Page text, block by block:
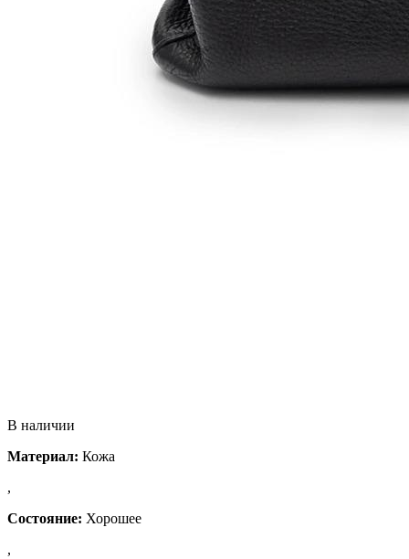
В наличии
Материал: Кожа
,
Состояние: Хорошее
,